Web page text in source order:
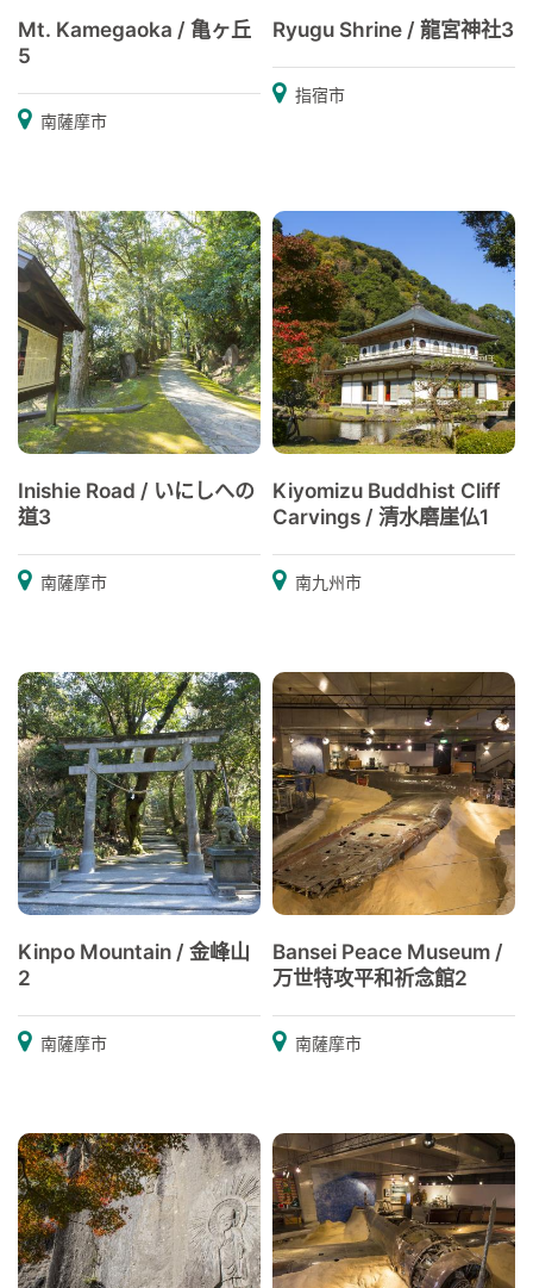
Mt. Kamegaoka / 亀ヶ丘
5
南薩摩市
Ryugu Shrine / 龍宮神社3
指宿市
Inishie Road / いにしへの
道3
南薩摩市
Kiyomizu Buddhist Cliff
Carvings / 清水磨崖仏1
南九州市
Kinpo Mountain / 金峰山
2
南薩摩市
Bansei Peace Museum /
万世特攻平和祈念館2
南薩摩市